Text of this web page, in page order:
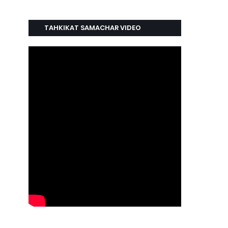
TAHKIKAT SAMACHAR VIDEO